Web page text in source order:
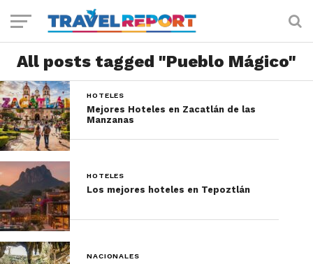
All posts tagged "Pueblo Mágico"
HOTELES
Mejores Hoteles en Zacatlán de las
Manzanas
HOTELES
Los mejores hoteles en Tepoztlán
NACIONALES